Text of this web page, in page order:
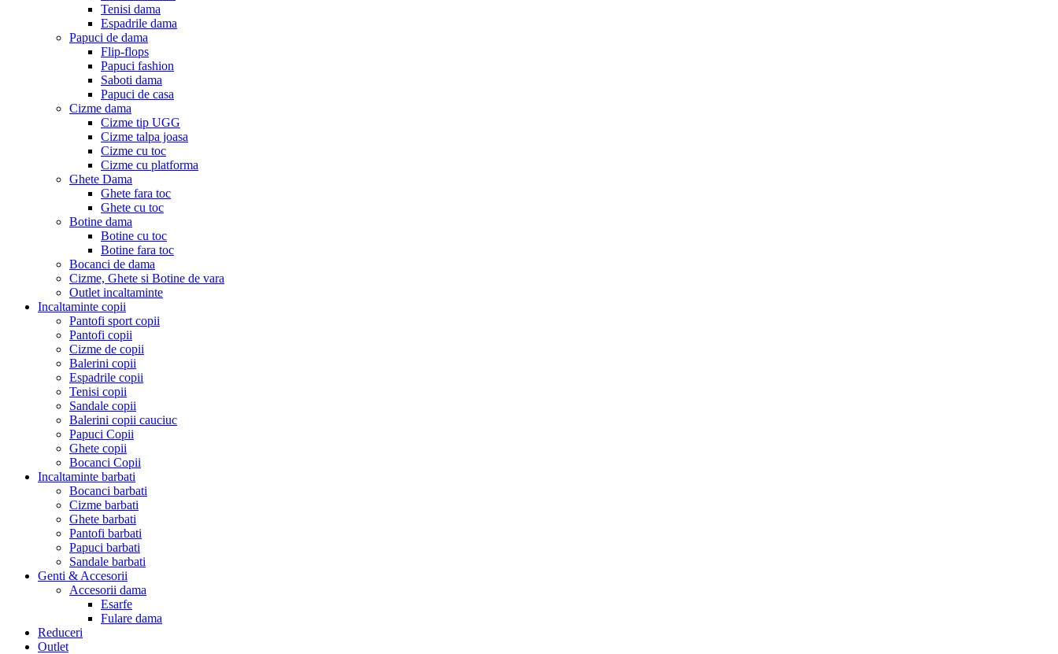
Tenisi dama
Espadrile dama
Papuci de dama
Flip-flops
Papuci fashion
Saboti dama
Papuci de casa
Cizme dama
Cizme tip UGG
Cizme talpa joasa
Cizme cu toc
Cizme cu platforma
Ghete Dama
Ghete fara toc
Ghete cu toc
Botine dama
Botine cu toc
Botine fara toc
Bocanci de dama
Cizme, Ghete si Botine de vara
Outlet incaltaminte
Incaltaminte copii
Pantofi sport copii
Pantofi copii
Cizme de copii
Balerini copii
Espadrile copii
Tenisi copii
Sandale copii
Balerini copii cauciuc
Papuci Copii
Ghete copii
Bocanci Copii
Incaltaminte barbati
Bocanci barbati
Cizme barbati
Ghete barbati
Pantofi barbati
Papuci barbati
Sandale barbati
Genti & Accesorii
Accesorii dama
Esarfe
Fulare dama
Reduceri
Outlet